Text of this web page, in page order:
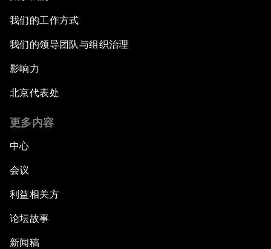
我们的工作方式
我们的领导团队与组织治理
影响力
北京代表处
更多内容
中心
会议
利益相关方
论坛故事
新闻稿